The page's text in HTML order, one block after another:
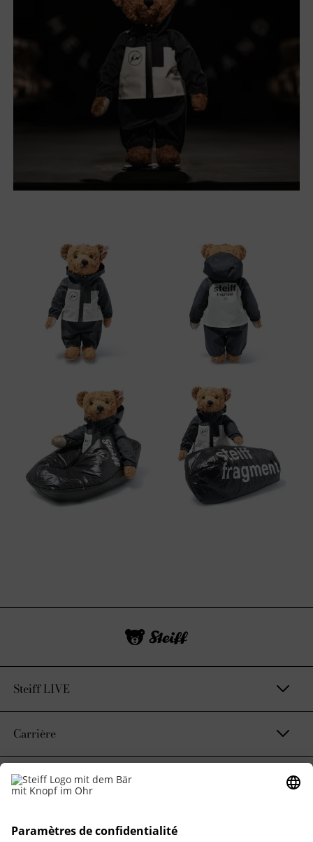
Steiff LIVE
Carrière
Contact et mentions légales
Notre engagement durable